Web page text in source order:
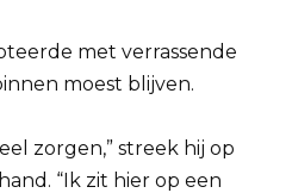
met verrassende
moest blijven.
zorgen,” streek hij op
“Ik zit hier op een